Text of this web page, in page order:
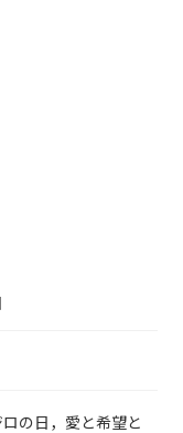
の日，愛と希望と